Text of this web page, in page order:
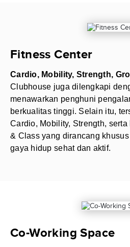
Fitness Center
Cardio, Mobility, Strength,
Clubhouse juga dilengkapi
menawarkan penghuni
berkualitas tinggi. Selain itu,
Cardio, Mobility, Strength,
& Class yang dirancang
gaya hidup sehat dan aktif.
Co-Working Space